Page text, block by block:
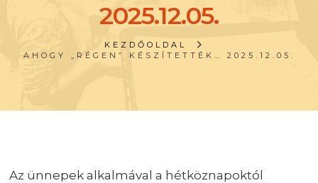
2025.12.05.
KEZDŐOLDAL
AHOGY „RÉGEN” KÉSZÍTETTÉK… 2025.12.05.
Az ünnepek alkalmával a hétköznapoktól